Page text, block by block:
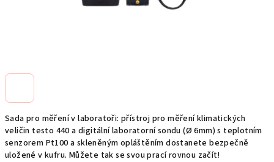
Sada pro měření v laboratoři: přístroj pro měření klimatických
veličin testo 440 a digitální laboratorní sondu (Ø 6mm) s teplotním
senzorem Pt100 a skleněným opláštěním dostanete bezpečně
uložené v kufru. Můžete tak se svou prací rovnou začít!